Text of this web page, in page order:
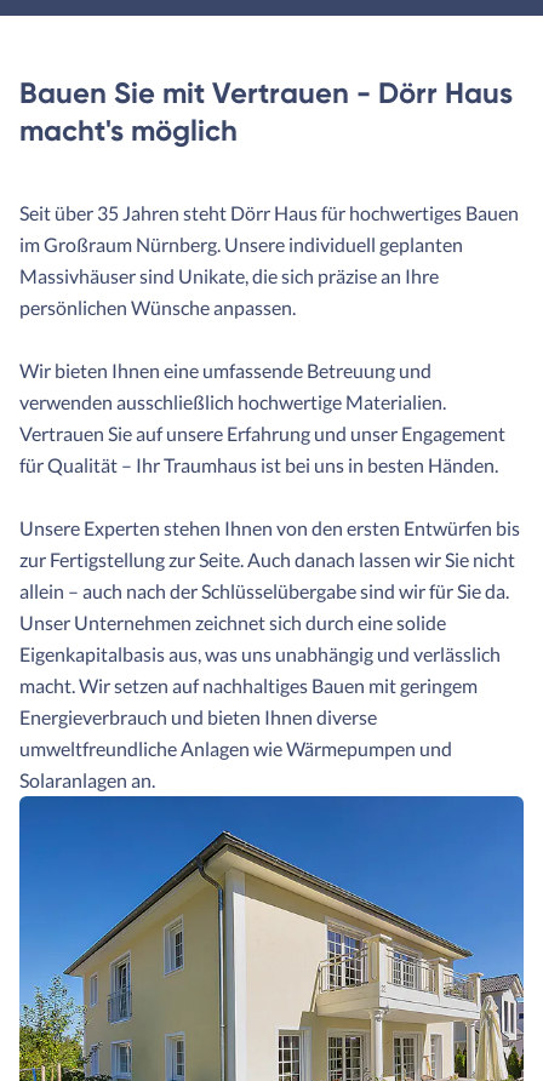
Bauen Sie mit Vertrauen - Dörr Haus
macht's möglich
Seit über 35 Jahren steht Dörr Haus für hochwertiges Bauen
im Großraum Nürnberg. Unsere individuell geplanten
Massivhäuser sind Unikate, die sich präzise an Ihre
persönlichen Wünsche anpassen.
Wir bieten Ihnen eine umfassende Betreuung und
verwenden ausschließlich hochwertige Materialien.
Vertrauen Sie auf unsere Erfahrung und unser Engagement
für Qualität – Ihr Traumhaus ist bei uns in besten Händen.
Unsere Experten stehen Ihnen von den ersten Entwürfen bis
zur Fertigstellung zur Seite. Auch danach lassen wir Sie nicht
allein – auch nach der Schlüsselübergabe sind wir für Sie da.
Unser Unternehmen zeichnet sich durch eine solide
Eigenkapitalbasis aus, was uns unabhängig und verlässlich
macht. Wir setzen auf nachhaltiges Bauen mit geringem
Energieverbrauch und bieten Ihnen diverse
umweltfreundliche Anlagen wie Wärmepumpen und
Solaranlagen an.